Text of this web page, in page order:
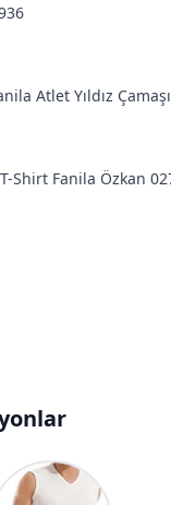
Atlet Yıldız
Shirt Fanila Özkan